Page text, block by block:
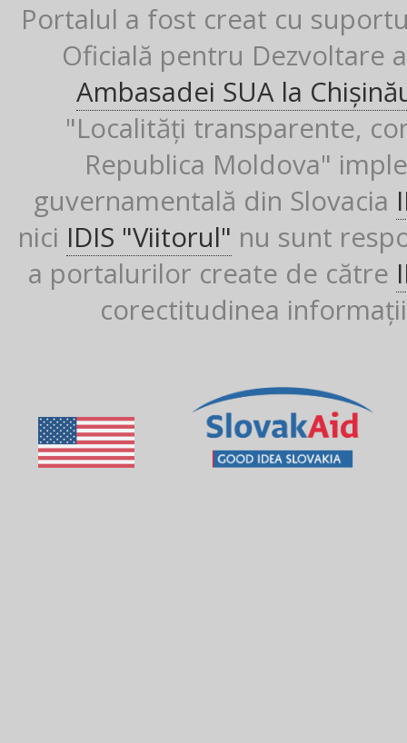
Portalul a fost creat cu
Oficială pentru Dezvoltare
Ambasadei SUA la
"Localități transparente,
Republica Moldova"
guvernamentală din Slovacia
nici IDIS "Viitorul" nu sunt
a portalurilor create de către
corectitudinea